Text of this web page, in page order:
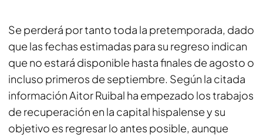
Se perderá por tanto toda la pretemporada, dado
que las fechas estimadas para su regreso indican
que no estará disponible hasta finales de agosto o
incluso primeros de septiembre. Según la citada
información Aitor Ruibal ha empezado los trabajos
de recuperación en la capital hispalense y su
objetivo es regresar lo antes posible, aunque